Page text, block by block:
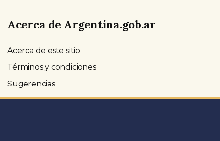
Acerca de Argentina.gob.ar
Acerca de este sitio
Términos y condiciones
Sugerencias